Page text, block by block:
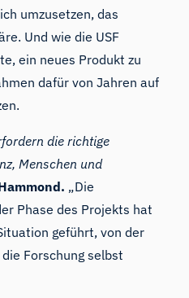
umzusetzen, das
Und wie die USF
ein neues Produkt zu
dafür von Jahren auf
die richtige
Menschen und
„Die
Phase des Projekts hat
geführt, von der
Forschung selbst